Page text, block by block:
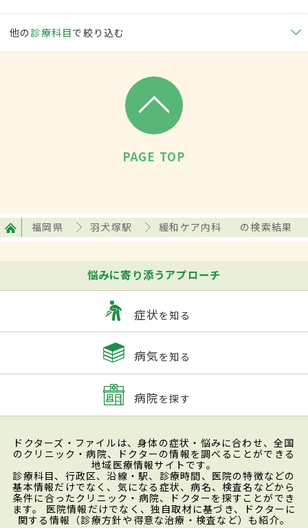
他の 診療科目で絞り込む
PAGE TOP
福岡県 羽犬塚駅 緩和ケア内科 の検索結果
悩みに寄り添うアプローチ
症状を知る
病気を知る
病院を探す
ドクターズ・ファイルは、身体の症状・悩みに合わせ、全国
のクリニック・病院、ドクターの情報を調べることができる
地域医療情報サイトです。
診療科目、行政区、沿線・駅、診療時間、医院の特徴などの
基本情報だけでなく、気になる症状、病名、検査名などから
条件に合ったクリニック・病院、ドクターを探すことができ
ます。 医院情報だけでなく、独自取材に基づき、ドクターに
関する情報（診療方針や得意な治療・検査など）も紹介。